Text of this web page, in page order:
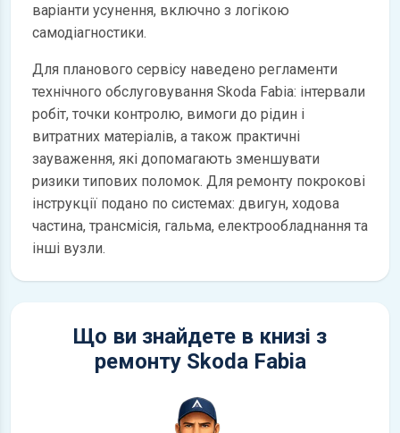
варіанти усунення, включно з логікою
самодіагностики.
Для планового сервісу наведено регламенти
технічного обслуговування Skoda Fabia: інтервали
робіт, точки контролю, вимоги до рідин і
витратних матеріалів, а також практичні
зауваження, які допомагають зменшувати
ризики типових поломок. Для ремонту покрокові
інструкції подано по системах: двигун, ходова
частина, трансмісія, гальма, електрообладнання та
інші вузли.
Що ви знайдете в книзі з
ремонту Skoda Fabia